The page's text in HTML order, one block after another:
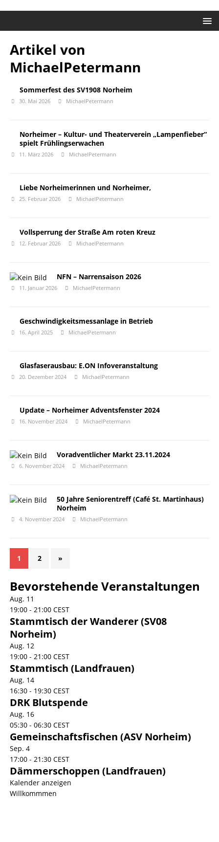
Artikel von
MichaelPetermann
Sommerfest des SV1908 Norheim
30. Mai 2026 MichaelPetermann
Norheimer – Kultur- und Theaterverein „Lampenfieber“
spielt Frühlingserwachen
11. März 2026 MichaelPetermann
Liebe Norheimerinnen und Norheimer,
25. Februar 2026 MichaelPetermann
Vollsperrung der Straße Am roten Kreuz
12. Februar 2026 MichaelPetermann
NFN – Narrensaison 2026
11. Januar 2026 MichaelPetermann
Geschwindigkeitsmessanlage in Betrieb
16. April 2025 MichaelPetermann
Glasfaserausbau: E.ON Infoveranstaltung
20. Dezember 2024 MichaelPetermann
Update – Norheimer Adventsfenster 2024
16. November 2024 MichaelPetermann
Voradventlicher Markt 23.11.2024
6. November 2024 MichaelPetermann
50 Jahre Seniorentreff (Café St. Martinhaus)
Norheim
4. November 2024 MichaelPetermann
1 2 »
Bevorstehende Veranstaltungen
Aug. 11
19:00 - 21:00 CEST
Stammtisch der Wanderer (SV08
Norheim)
Aug. 12
19:00 - 21:00 CEST
Stammtisch (Landfrauen)
Aug. 14
16:30 - 19:30 CEST
DRK Blutspende
Aug. 16
05:30 - 06:30 CEST
Gemeinschaftsfischen (ASV Norheim)
Sep. 4
17:00 - 21:30 CEST
Dämmerschoppen (Landfrauen)
Kalender anzeigen
Willkommmen